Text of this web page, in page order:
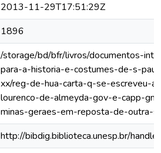
2013-11-29T17:51:29Z
1896
/storage/bd/bfr/livros/documentos-
para-a-historia-e-costumes-de-s-
xx/reg-de-hua-carta-q-se-escreveu-
lourenco-de-almeyda-gov-e-capp-
minas-geraes-em-reposta-de-outra-
http://bibdig.biblioteca.unesp.br/